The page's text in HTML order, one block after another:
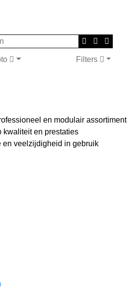
Filters
en modulair assortiment
kwaliteit en prestaties
en veelzijdigheid in gebruik